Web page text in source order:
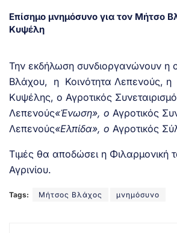
Επίσημο μνημόσυνο για τον Μήτσο
Κυψέλη
Την εκδήλωση συνδιοργανώνουν η
Βλάχου, η Κοινότητα Λεπενούς, η
Κυψέλης, ο Αγροτικός
Λεπενούς«Ένωση», ο Αγροτικός
Λεπενούς«Ελπίδα», ο Αγροτικός
Τιμές θα αποδώσει η Φιλαρμονική
Αγρινίου.
Tags: Μήτσος Βλάχος μνημόσυνο